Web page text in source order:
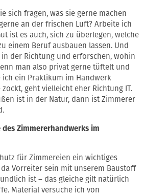
sich fragen, was sie gerne machen
an der frischen Luft? Arbeite ich
ist es auch, sich zu überlegen, welche
einem Beruf ausbauen lassen. Und
der Richtung und erforschen, wohin
man also privat gerne tüftelt und
ein Praktikum im Handwerk
geht vielleicht eher Richtung IT.
ist in der Natur, dann ist Zimmerer
Zimmererhandwerks im
für Zimmereien ein wichtiges
Vorreiter sein mit unserem Baustoff
ist – das gleiche gilt natürlich
Material versuche ich von